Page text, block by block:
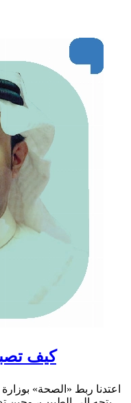
كيف
اعتدنا ربط «الصحة»